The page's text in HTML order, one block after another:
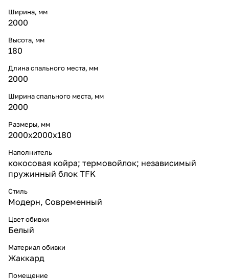
Ширина, мм
2000
Высота, мм
180
Длина спального места, мм
2000
Ширина спального места, мм
2000
Размеры, мм
2000x2000x180
Наполнитель
кокосовая койра; термовойлок; независимый
пружинный блок TFK
Стиль
Модерн, Современный
Цвет обивки
Белый
Материал обивки
Жаккард
Помещение